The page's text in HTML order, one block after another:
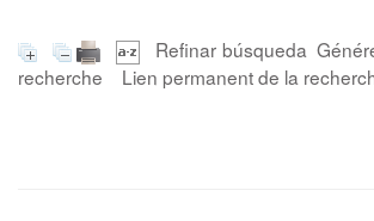
Refinar búsqueda
recherche
Lien permanent de la